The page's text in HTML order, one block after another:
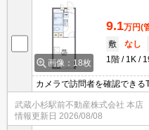
画像：18枚
9.1万円(
敷
なし
1階
1K
カメラで訪問者を確認できる
乾燥機を設置しております
広く使えます。こちらは駐
武蔵小杉駅前不動産株式会社 本店
情報更新日 2026/08/08